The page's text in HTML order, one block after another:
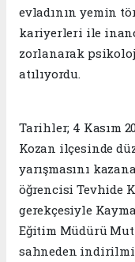
evladının yemin
kariyerleri ile
zorlanarak
atılıyordu.
Tarihler; 4 Kasım
Kozan ilçesinde
yarışmasını
öğrencisi Tevhide
gerekçesiyle
Eğitim Müdürü
sahneden